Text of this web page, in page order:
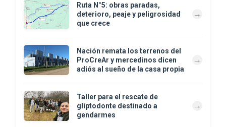
Ruta N°5: obras paradas,
deterioro, peaje y peligrosidad
que crece
Nación remata los terrenos del
ProCreAr y mercedinos dicen
adiós al sueño de la casa propia
Taller para el rescate de
gliptodonte destinado a
gendarmes